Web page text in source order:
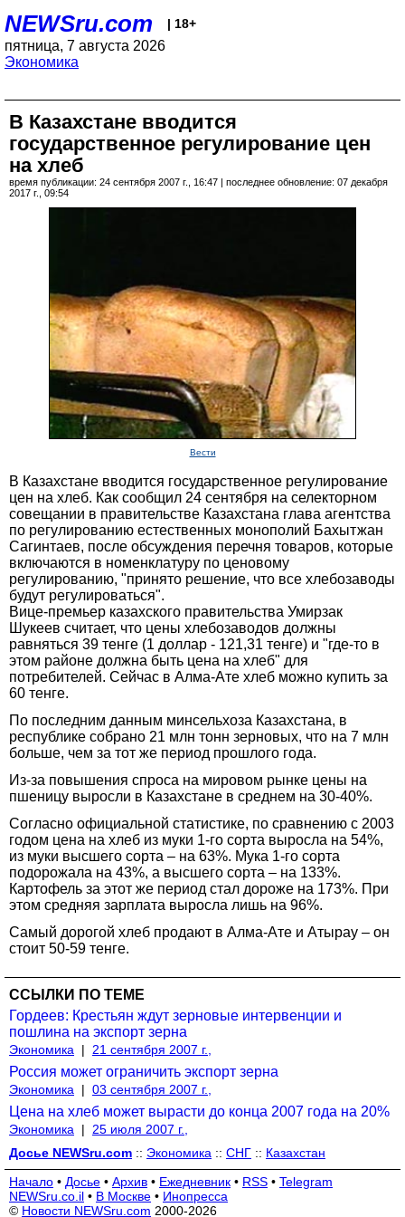
NEWSru.com | 18+
пятница, 7 августа 2026
Экономика
В Казахстане вводится
государственное регулирование цен
на хлеб
время публикации: 24 сентября 2007 г., 16:47 | последнее обновление: 07 декабря
2017 г., 09:54
Вести
В Казахстане вводится государственное регулирование
цен на хлеб. Как сообщил 24 сентября на селекторном
совещании в правительстве Казахстана глава агентства
по регулированию естественных монополий Бахытжан
Сагинтаев, после обсуждения перечня товаров, которые
включаются в номенклатуру по ценовому
регулированию, "принято решение, что все хлебозаводы
будут регулироваться".
Вице-премьер казахского правительства Умирзак
Шукеев считает, что цены хлебозаводов должны
равняться 39 тенге (1 доллар - 121,31 тенге) и "где-то в
этом районе должна быть цена на хлеб" для
потребителей. Сейчас в Алма-Ате хлеб можно купить за
60 тенге.
По последним данным минсельхоза Казахстана, в
республике собрано 21 млн тонн зерновых, что на 7 млн
больше, чем за тот же период прошлого года.
Из-за повышения спроса на мировом рынке цены на
пшеницу выросли в Казахстане в среднем на 30-40%.
Согласно официальной статистике, по сравнению с 2003
годом цена на хлеб из муки 1-го сорта выросла на 54%,
из муки высшего сорта – на 63%. Мука 1-го сорта
подорожала на 43%, а высшего сорта – на 133%.
Картофель за этот же период стал дороже на 173%. При
этом средняя зарплата выросла лишь на 96%.
Самый дорогой хлеб продают в Алма-Ате и Атырау – он
стоит 50-59 тенге.
ССЫЛКИ ПО ТЕМЕ
Гордеев: Крестьян ждут зерновые интервенции и
пошлина на экспорт зерна
Экономика | 21 сентября 2007 г.,
Россия может ограничить экспорт зерна
Экономика | 03 сентября 2007 г.,
Цена на хлеб может вырасти до конца 2007 года на 20%
Экономика |
25 июля 2007 г.,
Досье NEWSru.com :: Экономика :: СНГ :: Казахстан
Начало • Досье • Архив • Ежедневник • RSS • Telegram
NEWSru.co.il • В Москве • Инопресса
© Новости NEWSru.com 2000-2026